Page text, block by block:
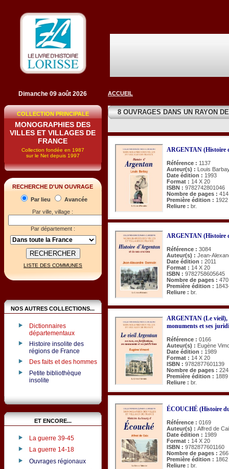
Dimanche 09 août 2026
COLLECTION PRINCIPALE
MONOGRAPHIES DES
VILLES ET VILLAGES DE
FRANCE
Collection fondée en 1987
sur le Net depuis 1997
RECHERCHE D'UN OUVRAGE
Par lieu
Avancée
Par ville, village :
Par département :
LISTE DES COMMUNES
NOS AUTRES COLLECTIONS...
Dictionnaires
départementaux
Histoire insolite des
régions de France
Des faits et des hommes
Petite bibliothèque
insolite
ET ENCORE...
La guerre 39-45
La guerre 14-18
Ouvrages régionaux
ACCUEIL
8 OUVRAGES DANS UN RAYON
ARGENTAN (Histoire
Référence : 1137
Auteur(s) : Louis
Date édition : 1993
Format : 14 X 20
ISBN : 9782742801046
Nombre de pages : 414
Première édition : 1922
Reliure : br.
ARGENTAN (Histoire
Référence : 3084
Auteur(s) : Jean-
Date édition : 2011
Format : 14 X 20
ISBN : 9782758605645
Nombre de pages : 470
Première édition :
Reliure : br.
ARGENTAN (Le vieil),
monuments et ses
Référence : 0166
Auteur(s) : Eugène
Date édition : 1989
Format : 14 X 20
ISBN : 9782877601139
Nombre de pages : 224
Première édition : 1889
Reliure : br.
ÉCOUCHÉ (Histoire
Référence : 0169
Auteur(s) : Alfred de
Date édition : 1989
Format : 14 X 20
ISBN : 9782877601160
Nombre de pages : 266
Première édition : 1862
Reliure : br.